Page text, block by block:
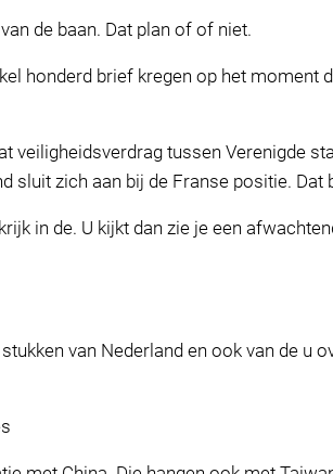
de baan. Dat plan of of niet.
honderd brief kregen op het moment
veiligheidsverdrag tussen Verenigde
sluit zich aan bij de Franse positie. Dat
in de. U kijkt dan zie je een
van Nederland en ook van de u